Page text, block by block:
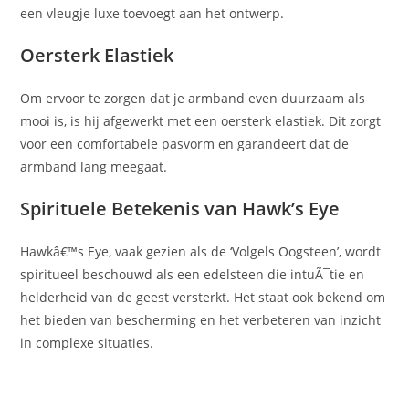
een vleugje luxe toevoegt aan het ontwerp.
Oersterk Elastiek
Om ervoor te zorgen dat je armband even duurzaam als
mooi is, is hij afgewerkt met een oersterk elastiek. Dit zorgt
voor een comfortabele pasvorm en garandeert dat de
armband lang meegaat.
Spirituele Betekenis van Hawk’s Eye
Hawkâ€™s Eye, vaak gezien als de ‘Volgels Oogsteen’, wordt
spiritueel beschouwd als een edelsteen die intuÃ¯tie en
helderheid van de geest versterkt. Het staat ook bekend om
het bieden van bescherming en het verbeteren van inzicht
in complexe situaties.